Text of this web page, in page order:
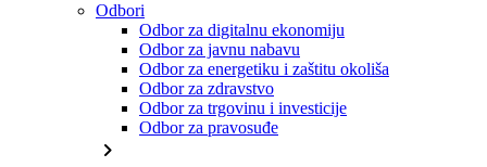
Odbori
Odbor za digitalnu ekonomiju
Odbor za javnu nabavu
Odbor za energetiku i zaštitu okoliša
Odbor za zdravstvo
Odbor za trgovinu i investicije
Odbor za pravosuđe
chevron_right